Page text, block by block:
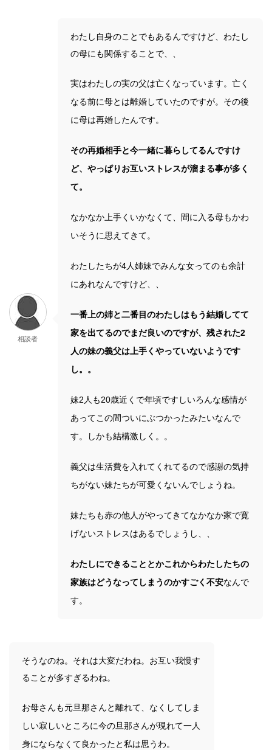
相談者
わたし自身のことでもあるんですけど、わたし
の母にも関係することで、、
実はわたしの実の父は亡くなっています。亡く
なる前に母とは離婚していたのですが。その後
に母は再婚したんです。
その再婚相手と今一緒に暮らしてるんですけ
ど、やっぱりお互いストレスが溜まる事が多く
て。
なかなか上手くいかなくて、間に入る母もかわ
いそうに思えてきて。
わたしたちが4人姉妹でみんな女ってのも余計
にあれなんですけど、、
一番上の姉と二番目のわたしはもう結婚してて
家を出てるのでまだ良いのですが、残された2
人の妹の義父は上手くやっていないようです
し。。
妹2人も20歳近くで年頃ですしいろんな感情が
あってこの間ついにぶつかったみたいなんで
す。しかも結構激しく。。
義父は生活費を入れてくれてるので感謝の気持
ちがない妹たちが可愛くないんでしょうね。
妹たちも赤の他人がやってきてなかなか家で寛
げないストレスはあるでしょうし、、
わたしにできることとかこれからわたしたちの
家族はどうなってしまうのかすごく不安なんで
す。
そうなのね。それは大変だわね。お互い我慢す
ることが多すぎるわね。
お母さんも元旦那さんと離れて、なくしてしま
しい寂しいところに今の旦那さんが現れて一人
身にならなくて良かったと私は思うわ。